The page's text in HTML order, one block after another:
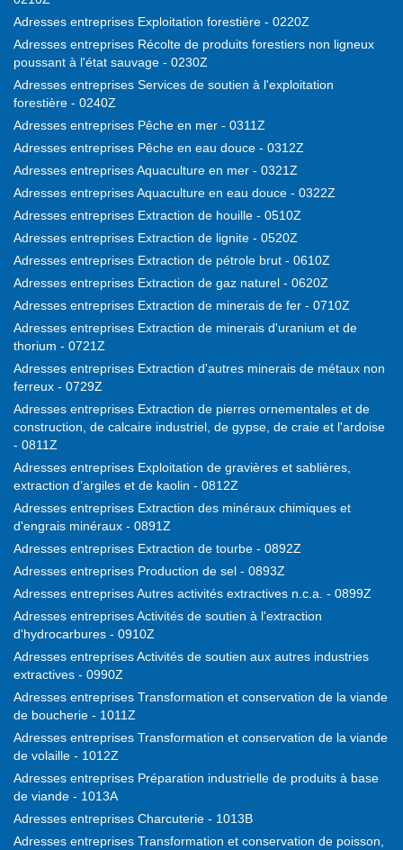
Adresses entreprises Exploitation forestière - 0220Z
Adresses entreprises Récolte de produits forestiers non ligneux
poussant à l'état sauvage - 0230Z
Adresses entreprises Services de soutien à l'exploitation
forestière - 0240Z
Adresses entreprises Pêche en mer - 0311Z
Adresses entreprises Pêche en eau douce - 0312Z
Adresses entreprises Aquaculture en mer - 0321Z
Adresses entreprises Aquaculture en eau douce - 0322Z
Adresses entreprises Extraction de houille - 0510Z
Adresses entreprises Extraction de lignite - 0520Z
Adresses entreprises Extraction de pétrole brut - 0610Z
Adresses entreprises Extraction de gaz naturel - 0620Z
Adresses entreprises Extraction de minerais de fer - 0710Z
Adresses entreprises Extraction de minerais d'uranium et de
thorium - 0721Z
Adresses entreprises Extraction d'autres minerais de métaux non
ferreux - 0729Z
Adresses entreprises Extraction de pierres ornementales et de
construction, de calcaire industriel, de gypse, de craie et l'ardoise
- 0811Z
Adresses entreprises Exploitation de gravières et sablières,
extraction d’argiles et de kaolin - 0812Z
Adresses entreprises Extraction des minéraux chimiques et
d'engrais minéraux - 0891Z
Adresses entreprises Extraction de tourbe - 0892Z
Adresses entreprises Production de sel - 0893Z
Adresses entreprises Autres activités extractives n.c.a. - 0899Z
Adresses entreprises Activités de soutien à l'extraction
d'hydrocarbures - 0910Z
Adresses entreprises Activités de soutien aux autres industries
extractives - 0990Z
Adresses entreprises Transformation et conservation de la viande
de boucherie - 1011Z
Adresses entreprises Transformation et conservation de la viande
de volaille - 1012Z
Adresses entreprises Préparation industrielle de produits à base
de viande - 1013A
Adresses entreprises Charcuterie - 1013B
Adresses entreprises Transformation et conservation de poisson,